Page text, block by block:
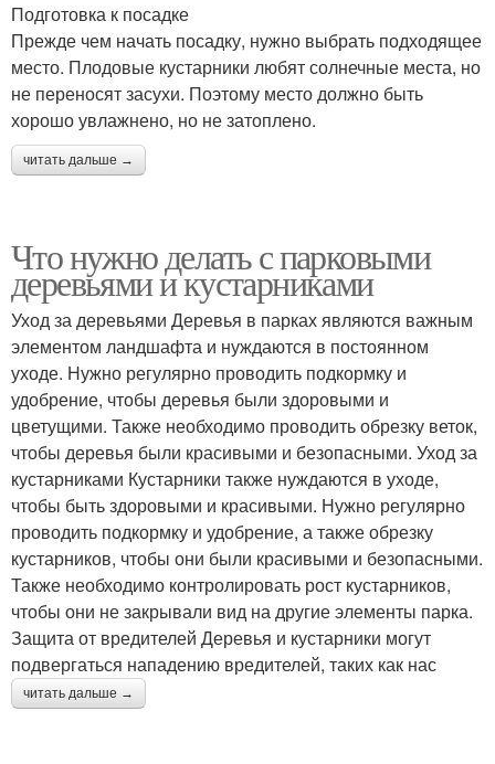
Подготовка к посадке
Прежде чем начать посадку, нужно выбрать подходящее
место. Плодовые кустарники любят солнечные места, но
не переносят засухи. Поэтому место должно быть
хорошо увлажнено, но не затоплено.
читать дальше →
Что нужно делать с парковыми
деревьями и кустарниками
Уход за деревьями Деревья в парках являются важным
элементом ландшафта и нуждаются в постоянном
уходе. Нужно регулярно проводить подкормку и
удобрение, чтобы деревья были здоровыми и
цветущими. Также необходимо проводить обрезку веток,
чтобы деревья были красивыми и безопасными. Уход за
кустарниками Кустарники также нуждаются в уходе,
чтобы быть здоровыми и красивыми. Нужно регулярно
проводить подкормку и удобрение, а также обрезку
кустарников, чтобы они были красивыми и безопасными.
Также необходимо контролировать рост кустарников,
чтобы они не закрывали вид на другие элементы парка.
Защита от вредителей Деревья и кустарники могут
подвергаться нападению вредителей, таких как нас
читать дальше →